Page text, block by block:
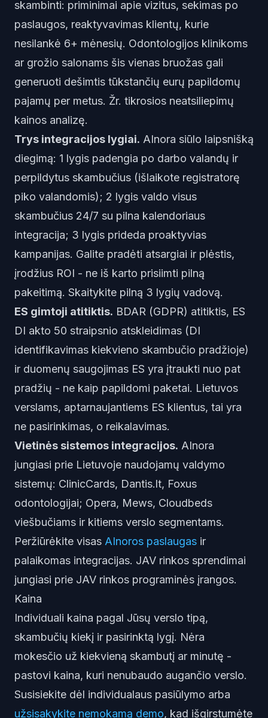
skambinti: priminimai apie vizitus, sekimas po
paslaugos, reaktyvavimas klientų, kurie
nesilankė 6+ mėnesių. Odontologijos klinikoms
ar grožio salonams šis vienas bruožas gali
generuoti dešimtis tūkstančių eurų papildomų
pajamų per metus. Žr. tikrosios neatsiliepimų
kainos analizę.
Trys integracijos lygiai. AInora siūlo laipsnišką
diegimą: 1 lygis padengia po darbo valandų ir
perpildytus skambučius (išlaikote registratorę
piko valandomis); 2 lygis valdo visus
skambučius 24/7 su pilna kalendoriaus
integracija; 3 lygis prideda proaktyvias
kampanijas. Galite pradėti atsargiai ir plėstis,
įrodžius ROI - ne iš karto prisiimti pilną
pakeitimą. Skaitykite pilną 3 lygių vadovą.
ES gimtoji atitiktis. BDAR (GDPR) atitiktis, ES
DI akto 50 straipsnio atskleidimas (DI
identifikavimas kiekvieno skambučio pradžioje)
ir duomenų saugojimas ES yra įtraukti nuo pat
pradžių - ne kaip papildomi paketai. Lietuvos
verslams, aptarnaujantiems ES klientus, tai yra
ne pasirinkimas, o reikalavimas.
Vietinės sistemos integracijos. AInora
jungiasi prie Lietuvoje naudojamų valdymo
sistemų: ClinicCards, Dantis.lt, Foxus
odontologijai; Opera, Mews, Cloudbeds
viešbučiams ir kitiems verslo segmentams.
Peržiūrėkite visas AInoros paslaugas ir
palaikomas integracijas. JAV rinkos sprendimai
jungiasi prie JAV rinkos programinės įrangos.
Kaina
Individuali kaina pagal Jūsų verslo tipą,
skambučių kiekį ir pasirinktą lygį. Nėra
mokesčio už kiekvieną skambutį ar minutę -
pastovi kaina, kuri nenubaudo augančio verslo.
Susisiekite dėl individualaus pasiūlymo arba
užsisakykite nemokamą demo, kad išgirstumėte